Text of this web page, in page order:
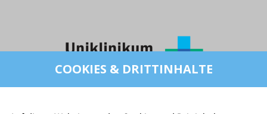
COOKIES & DRITTINHALTE